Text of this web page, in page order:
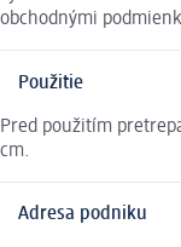
obchodnými
Použitie
Pred použitím
cm.
Adresa podniku